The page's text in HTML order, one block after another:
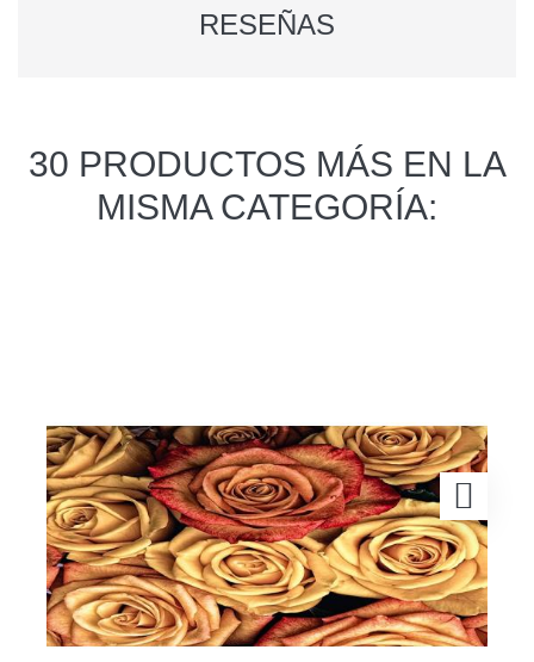
RESEÑAS
30 PRODUCTOS MÁS EN LA
MISMA CATEGORÍA: